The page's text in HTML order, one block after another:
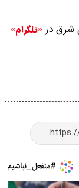
شرق در «تلگرام»